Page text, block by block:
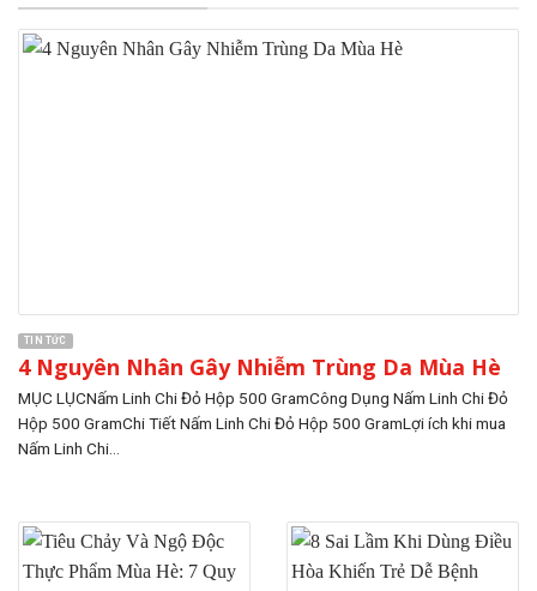
TIN TỨC
4 Nguyên Nhân Gây Nhiễm Trùng Da Mùa Hè
MỤC LỤCNấm Linh Chi Đỏ Hộp 500 GramCông Dụng Nấm Linh Chi Đỏ
Hộp 500 GramChi Tiết Nấm Linh Chi Đỏ Hộp 500 GramLợi ích khi mua
Nấm Linh Chi...